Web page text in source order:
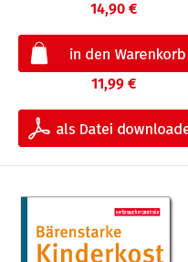
14,90 €
11,99 €